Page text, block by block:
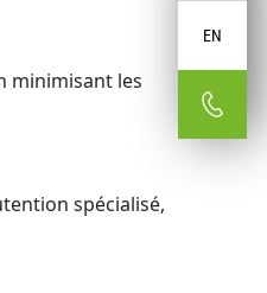
EN
minimisant les
spécialisé,